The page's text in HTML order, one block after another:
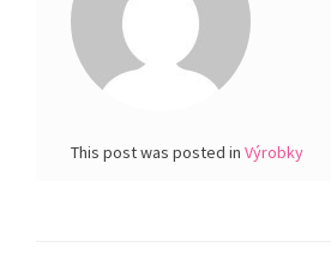
This post was posted in Výrobky